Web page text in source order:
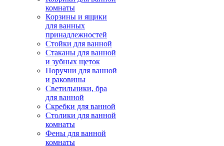
комнаты
Корзины и ящики
для ванных
принадлежностей
Стойки для ванной
Стаканы для ванной
и зубных щеток
Поручни для ванной
и раковины
Светильники, бра
для ванной
Скребки для ванной
Столики для ванной
комнаты
Фены для ванной
комнаты